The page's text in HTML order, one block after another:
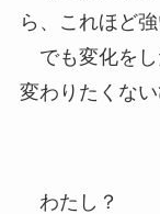
ら、これほど
でも変化をし
変わりたくな
わたし？